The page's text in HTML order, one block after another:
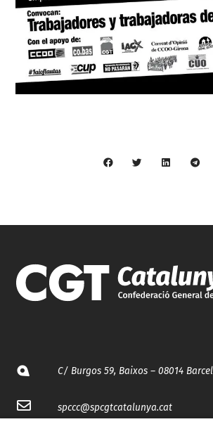
C/ Burgos 59, Baixos – 08014
spccc@spcgtcatalunya.cat